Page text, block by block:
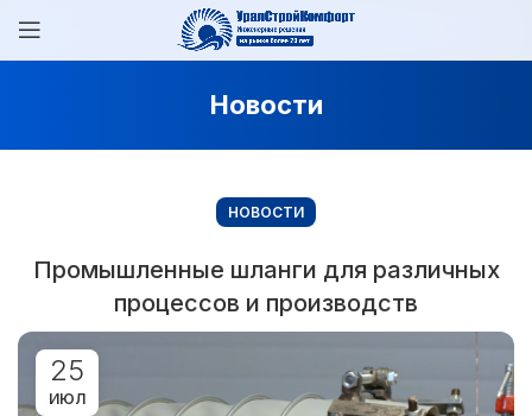
Новости
НОВОСТИ
Промышленные шланги для различных
процессов и производств
25
ИЮЛ